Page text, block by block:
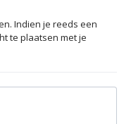
Indien je reeds een
te plaatsen met je